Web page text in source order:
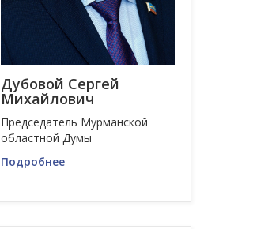
Дубовой Сергей
Михайлович
Председатель Мурманской
областной Думы
Подробнее